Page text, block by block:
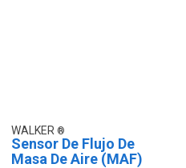
WALKER
Sensor De Flujo De
Masa De Aire (MAF)